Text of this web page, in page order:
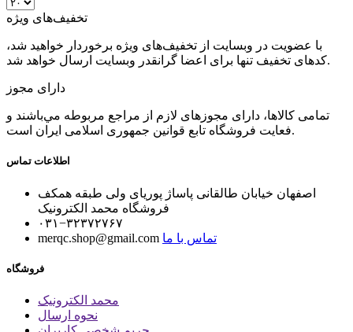
تخفیف‌های ویژه
با عضویت در وبسایت از تخفیف‌های ویژه برخوردار خواهید شد،
کدهای تخفیف تنها برای اعضا گرانقدر وبسایت ارسال خواهد شد.
دارای مجوز
تمامی كالاها، دارای مجوزهای لازم از مراجع مربوطه مي‌باشند و
فعایت فروشگاه تابع قوانين جمهوری اسلامی ايران است.
اطلاعات تماس
اصفهان خیابان طالقانی پاساژ پوریای ولی طبقه همکف
فروشگاه محمد الکترونیک
۰۳۱−۳۲۳۷۲۷۶۷
merqc.shop@gmail.com تماس با ما
فروشگاه
محمد الکترونیک
نحوه ارسال